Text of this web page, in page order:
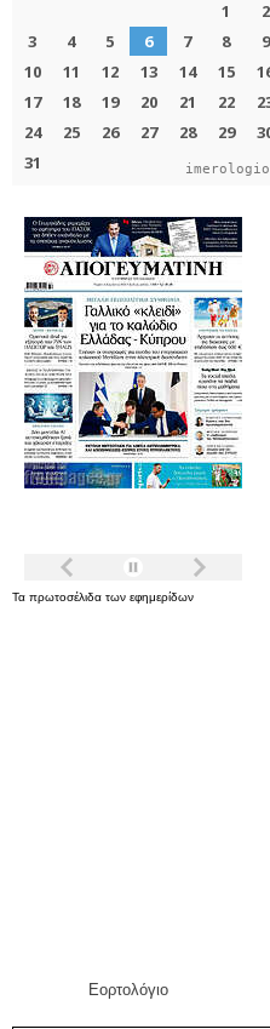
imerologio
Τα πρωτοσέλιδα των εφημερίδων
Εορτολόγιο